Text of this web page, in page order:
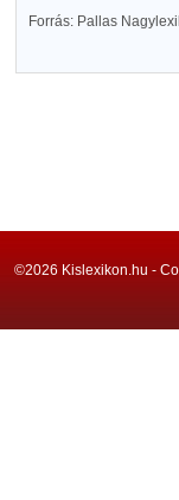
Forrás: Pallas
©2026 Kislexikon.hu -